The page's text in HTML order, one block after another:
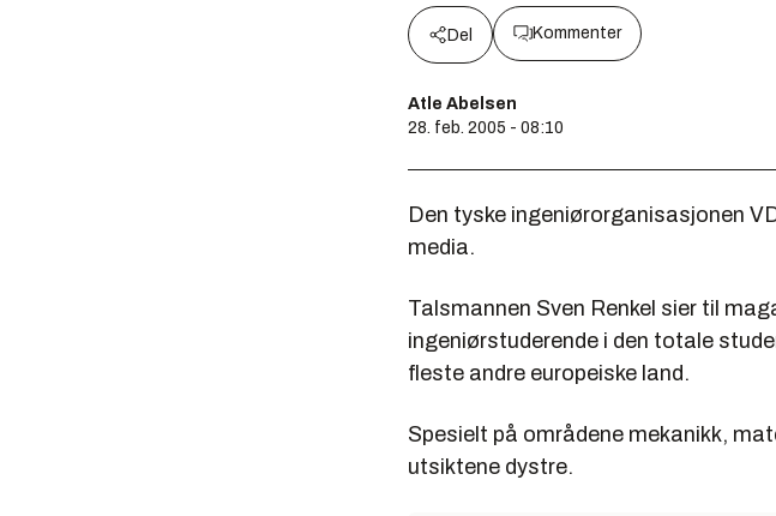
Del Kommenter
Atle Abelsen
28. feb. 2005 - 08:10
Den tyske ingeniørorganisasjonen
media.
Talsmannen Sven Renkel sier til
ingeniørstuderende i den totale
fleste andre europeiske land.
Spesielt på områdene mekanikk,
utsiktene dystre.